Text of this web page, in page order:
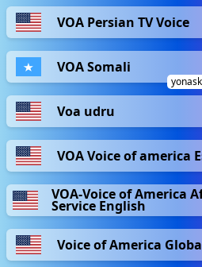
VOA Persian TV Voice
VOA Somali
Voa udru
VOA Voice of america
VOA-Voice of America
Service English
Voice of America